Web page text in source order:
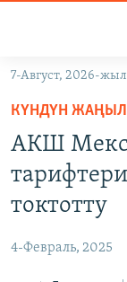
Навигацияга
өтүңүз
Издөөгө
салыңызКЫРГЫЗСТАН
МАДАНИЯТ
УКРАИНА
ТВ
7-Август, 2026-
КҮНДҮН
АКШ
токтотту
4-Февраль, 2025